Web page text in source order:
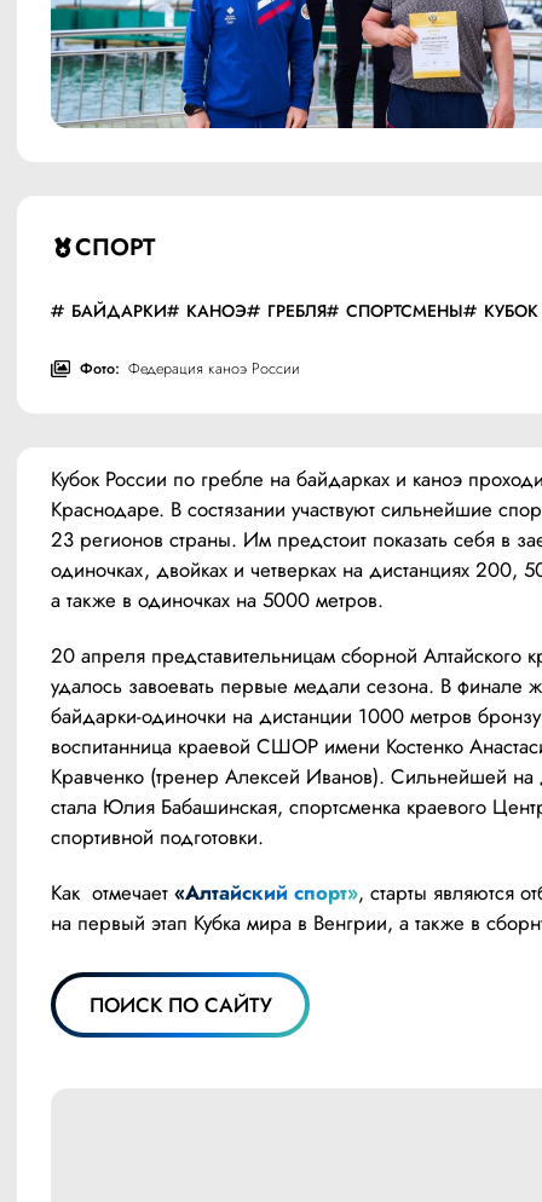
СПОРТ
БАЙДАРКИ КАНОЭ ГРЕБЛЯ СПОРТСМЕНЫ
Фото: Федерация каноэ России
Кубок России по гребле на байдарках и каноэ
Краснодаре. В состязании участвуют сильнейшие
23 регионов страны. Им предстоит показать себя в
одиночках, двойках и четверках на дистанциях 200,
а также в одиночках на 5000 метров.
20 апреля представительницам сборной Алтайского
удалось завоевать первые медали сезона. В финале
байдарки-одиночки на дистанции 1000 метров
воспитанница краевой СШОР имени Костенко
Кравченко (тренер Алексей Иванов). Сильнейшей на
стала Юлия Бабашинская, спортсменка краевого
спортивной подготовки.
Как  отмечает «Алтайский спорт», старты являются
на первый этап Кубка мира в Венгрии, а также в
ПОИСК ПО САЙТУ